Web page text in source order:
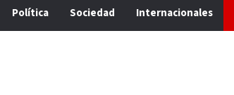
Política Sociedad Internacionales